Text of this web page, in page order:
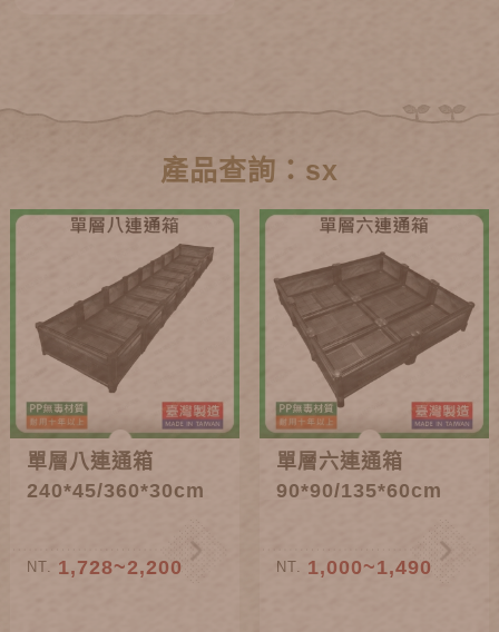
產品查詢：sx
單層八連通箱
240*45/360*30cm
NT. 1,728~2,200
單層六連通箱
90*90/135*60cm
NT. 1,000~1,490